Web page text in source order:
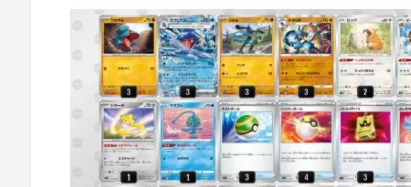
環境デッキレシピまとめ